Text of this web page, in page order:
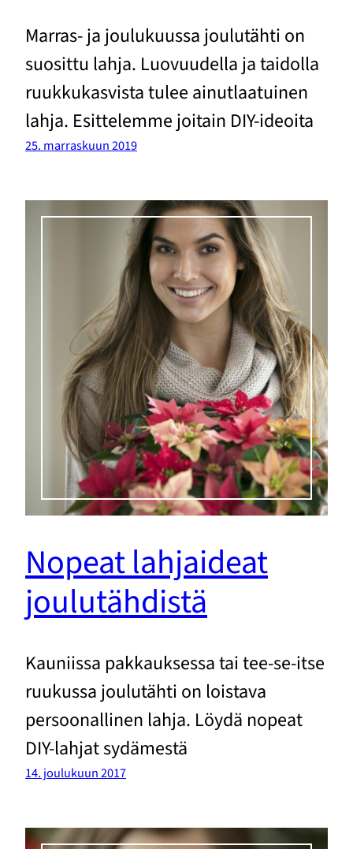
Marras- ja joulukuussa joulutähti on
suosittu lahja. Luovuudella ja taidolla
ruukkukasvista tulee ainutlaatuinen
lahja. Esittelemme joitain DIY-ideoita
25. marraskuun 2019
Nopeat lahjaideat
joulutähdistä
Kauniissa pakkauksessa tai tee-se-itse
ruukussa joulutähti on loistava
persoonallinen lahja. Löydä nopeat
DIY-lahjat sydämestä
14. joulukuun 2017